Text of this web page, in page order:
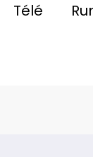
Télé